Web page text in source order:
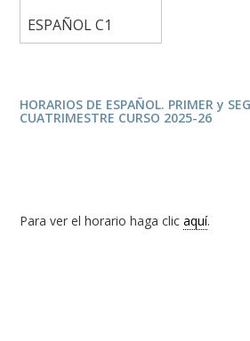
ESPAÑOL C1
HORARIOS DE ESPAÑOL. PRIMER y
CUATRIMESTRE CURSO 2025-26
Para ver el horario haga clicaquí.